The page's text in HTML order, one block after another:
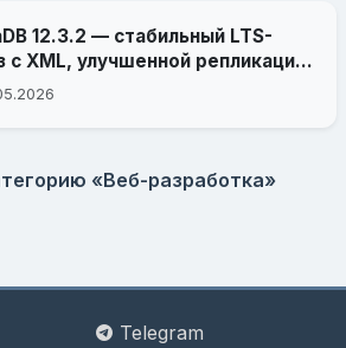
12.3.2 — стабильный LTS-
с XML, улучшенной репликацией
исправлениями
«Веб-разработка»
Telegram